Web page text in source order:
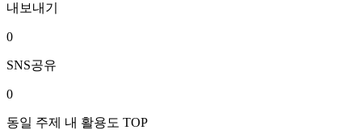
내보내기
0
SNS공유
0
동일 주제 내 활용도 TOP